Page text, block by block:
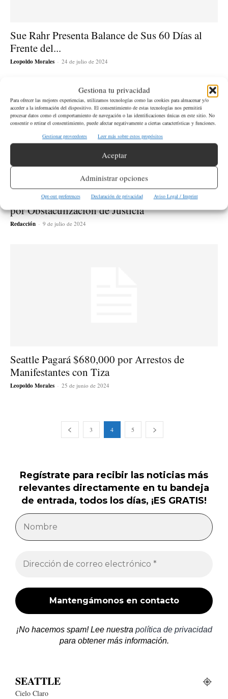
Gestiona tu privacidad
Para ofrecer las mejores experiencias, utilizamos tecnologías como las cookies para almacenar y/o
acceder a la información del dispositivo. El consentimiento de estas tecnologías nos permitirá
procesar datos como el comportamiento de navegación o las identificaciones únicas en este sitio. No
consentir o retirar el consentimiento, puede afectar negativamente a ciertas características y funciones.
Gestionar proveedores
Leer más sobre estos propósitos
Aceptar
Administrar opciones
Opt-out preferences Declaración de privacidad Aviso Legal / Imprint
Sue Rahr Presenta Balance de Sus 60 Días al
Frente del...
Leopoldo Morales - 24 de julio de 2024
Subjefe de Policía de Seattle Bajo Investigación
por Obstaculización de Justicia
Redacción - 9 de julio de 2024
Seattle Pagará $680,000 por Arrestos de
Manifestantes con Tiza
Leopoldo Morales - 25 de junio de 2024
3 4 5
Regístrate para recibir las noticias más
relevantes directamente en tu bandeja
de entrada, todos los días, ¡ES GRATIS!
¡No hacemos spam! Lee nuestra política de privacidad
para obtener más información.
SEATTLE
Cielo Claro